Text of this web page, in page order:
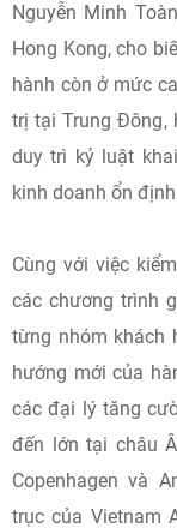
Nguyễn Minh
Hong Kong, cho
hành còn ở mức
trị tại Trung Đông,
duy trì kỷ luật
kinh doanh ổn
Cùng với việc
các chương trình
từng nhóm khách
hướng mới của
các đại lý tăng
đến lớn tại châu
Copenhagen và
trục của Vietnam